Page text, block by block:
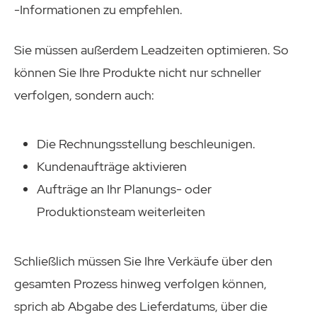
-Informationen zu empfehlen.
Sie müssen außerdem Leadzeiten optimieren. So
können Sie Ihre Produkte nicht nur schneller
verfolgen, sondern auch:
Die Rechnungsstellung beschleunigen.
Kundenaufträge aktivieren
Aufträge an Ihr Planungs- oder
Produktionsteam weiterleiten
Schließlich müssen Sie Ihre Verkäufe über den
gesamten Prozess hinweg verfolgen können,
sprich ab Abgabe des Lieferdatums, über die